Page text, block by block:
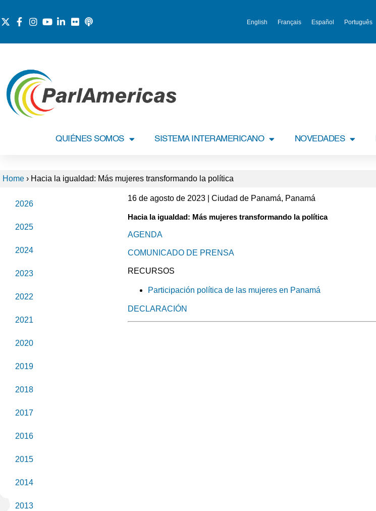
English Français Español Português
QUIÉNES SOMOS SISTEMA INTERAMERICANO NOVEDADES
Home › Hacia la igualdad: Más mujeres transformando la política
2026
2025
2024
2023
2022
2021
2020
2019
2018
2017
2016
2015
2014
2013
16 de agosto de 2023 | Ciudad de Panamá, Panamá
Hacia la igualdad: Más mujeres transformando la política
AGENDA
COMUNICADO DE PRENSA
RECURSOS
Participación política de las mujeres en Panamá
DECLARACIÓN